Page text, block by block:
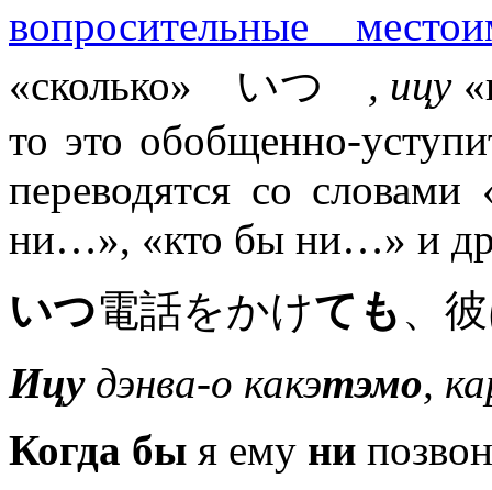
вопросительные
«сколько» いつ , ицу
то это обобщенно-
переводятся со
ни…», «кто бы ни…» и
いつ電話をかけても 、
Ицудэнва-о какэтэмо,
Когда бы я ему ни